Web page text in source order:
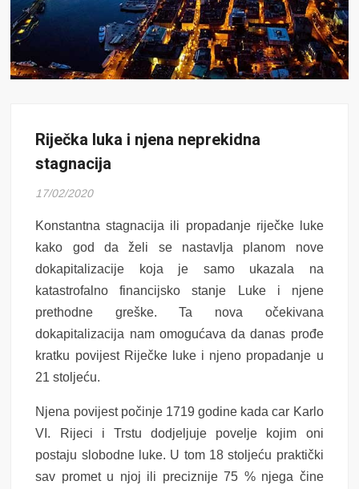
Riječka luka i njena neprekidna
stagnacija
17/02/2020
Konstantna stagnacija ili propadanje riječke luke
kako god da želi se nastavlja planom nove
dokapitalizacije koja je samo ukazala na
katastrofalno financijsko stanje Luke i njene
prethodne greške. Ta nova očekivana
dokapitalizacija nam omogućava da danas prođe
kratku povijest Riječke luke i njeno propadanje u
21 stoljeću.
Njena povijest počinje 1719 godine kada car Karlo
VI. Rijeci i Trstu dodjeljuje povelje kojim oni
postaju slobodne luke. U tom 18 stoljeću praktički
sav promet u njoj ili preciznije 75 % njega čine